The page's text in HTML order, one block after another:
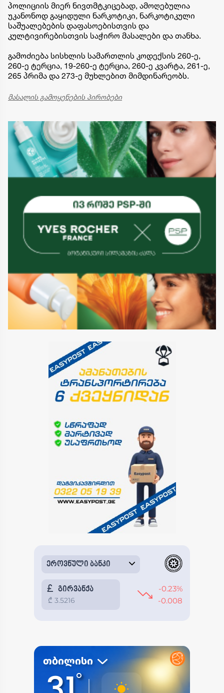
პოლიციის მიერ ნივთმტკიცებად, ამოღებულია
უკანონოდ გაყიდული ნარკოტიკი, ნარკოტიკული
საშუალებების დაფასოებისთვის და
კულტივირებისთვის საჭირო მასალები და თანხა.
გამოძიება სისხლის სამართლის კოდექსის 260-ე,
260-ე ტერცია, 19-260-ე ტერცია, 260-ე კვარტა, 261-ე,
265 პრიმა და 273-ე მუხლებით მიმდინარეობს.
მასალის გამოყენების პირობები